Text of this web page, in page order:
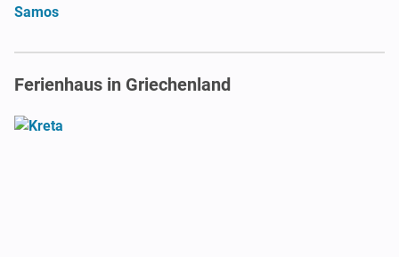
Samos
Ferienhaus in Griechenland